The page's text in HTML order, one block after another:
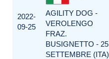
2022-
09-25
AGILITY DOG -
VEROLENGO
FRAZ.
BUSIGNETTO - 25
SETTEMBRE (ITA)